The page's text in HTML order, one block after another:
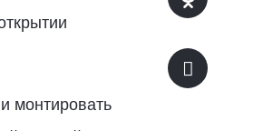
монтировать